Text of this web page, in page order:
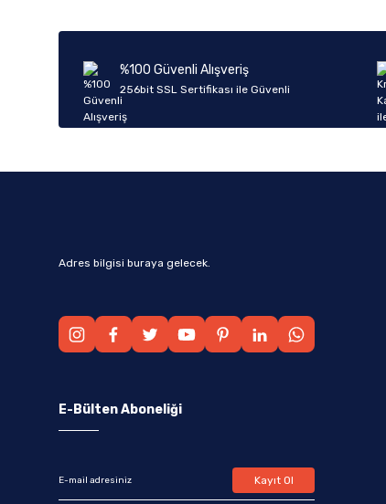
Ürün fiyatı diğer sitelerden daha pahalı.
Bu ürüne benzer farklı alternatifler olmalı.
%100 Güvenli Alışveriş
256bit SSL Sertifikası ile Güvenli
Adres bilgisi buraya gelecek.
E-Bülten Aboneliği
Kayıt Ol